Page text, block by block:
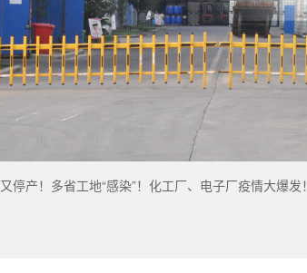
又停产！多省工地“感染”！化工厂、电子厂疫情大爆发！